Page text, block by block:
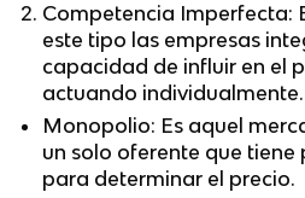
Competencia Imperfecta:
este tipo las empresas
capacidad de influir en el
actuando individualmente.
Monopolio: Es aquel
un solo oferente que
para determinar el precio.